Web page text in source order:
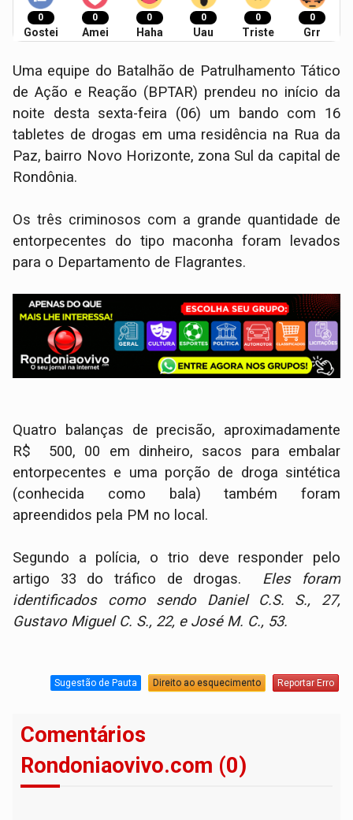
0
Gostei
0
Amei
0
Haha
0
Uau
0
Triste
0
Grr
Uma equipe do Batalhão de Patrulhamento Tático
de Ação e Reação (BPTAR) prendeu no início da
noite desta sexta-feira (06) um bando com 16
tabletes de drogas em uma residência na Rua da
Paz, bairro Novo Horizonte, zona Sul da capital de
Rondônia.
Os três criminosos com a grande quantidade de
entorpecentes do tipo maconha foram levados
para o Departamento de Flagrantes.
Quatro balanças de precisão, aproximadamente
R$ 500, 00 em dinheiro, sacos para embalar
entorpecentes e uma porção de droga sintética
(conhecida como bala) também foram
apreendidos pela PM no local.
Segundo a polícia, o trio deve responder pelo
artigo 33 do tráfico de drogas. Eles foram
identificados como sendo Daniel C.S. S., 27,
Gustavo Miguel C. S., 22, e José M. C., 53.
Sugestão de Pauta Direito ao esquecimento Reportar Erro
Comentários
Rondoniaovivo.com (0)